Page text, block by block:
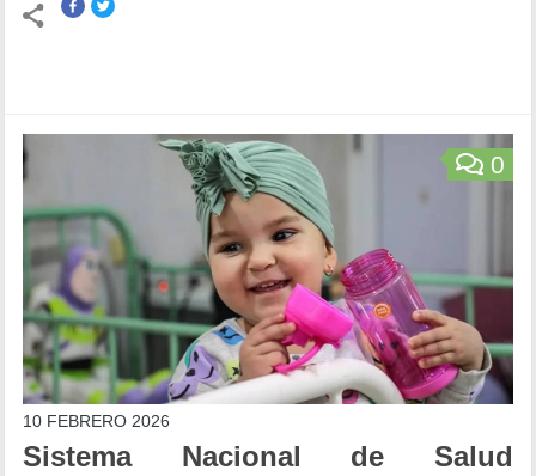
0
10 FEBRERO 2026
Sistema Nacional de Salud